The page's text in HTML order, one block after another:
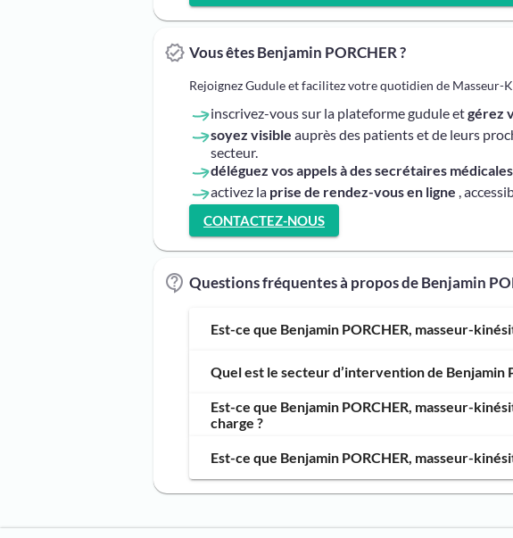
Vous êtes Benjamin PORCHER ?
Rejoignez Gudule et facilitez votre quotidien de Masseur-
inscrivez-vous sur la plateforme gudule etgérez
soyez visible auprès des patients et de leurs
secteur.
déléguez vos appels à des secrétaires médicales
activez la prise de rendez-vous en ligne ,
CONTACTEZ-NOUS
Questions fréquentes à propos de Benjamin
Est-ce que Benjamin PORCHER, masseur-
Quel est le secteur d’intervention de Benjamin
Est-ce que Benjamin PORCHER, masseur-
charge ?
Est-ce que Benjamin PORCHER, masseur-